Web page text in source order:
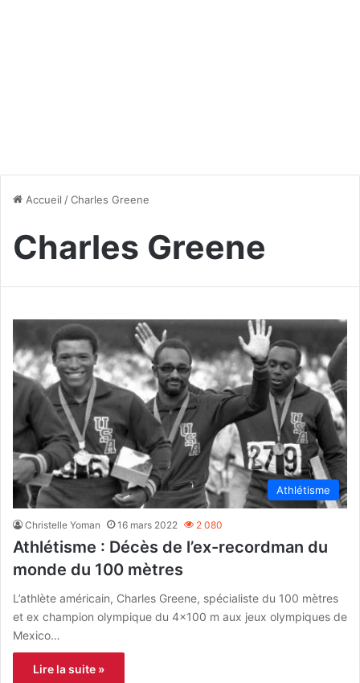
Accueil /Charles Greene
Charles Greene
Athlétisme
Christelle Yoman 16 mars 2022 2 080
Athlétisme : Décès de l’ex-recordman du
monde du 100 mètres
L’athlète américain, Charles Greene, spécialiste du 100 mètres
et ex champion olympique du 4×100 m aux jeux olympiques de
Mexico…
Lire la suite »